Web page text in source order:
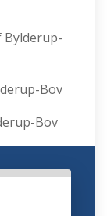
Bov
Bov